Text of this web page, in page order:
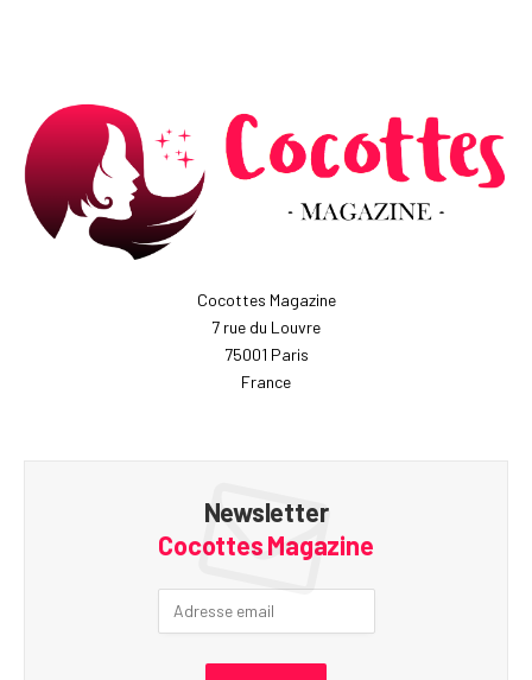
Cocottes Magazine
7 rue du Louvre
75001 Paris
France
Newsletter
Cocottes Magazine